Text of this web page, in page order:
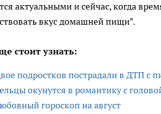
актуальными и сейчас, когда
вкус домашней пищи".
стоит узнать:
подростков пострадали в ДТП с
окунутся в романтику с
гороскоп на август